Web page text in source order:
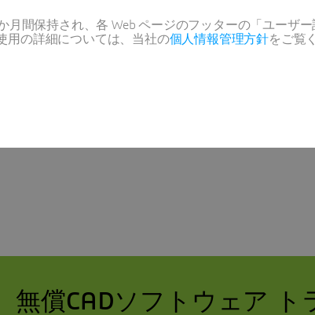
数日どころか数時間で慣れることが可能
無償CADソフトウェア ト
月間保持され、各 Web ページのフッターの「ユーザ
用の詳細については、当社の個人情報管理方針をご覧